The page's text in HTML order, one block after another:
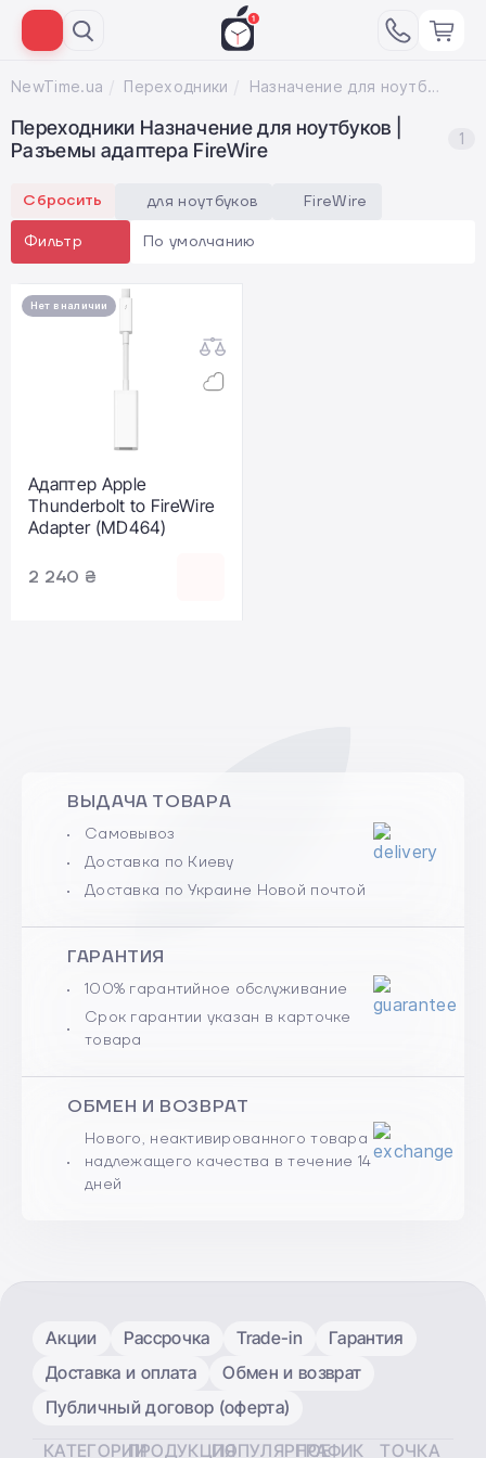
NewTime.ua Переходники Назначение для ноутбуков; Разъемы адаптера FireWire
Переходники Назначение для ноутбуков |
Разъемы адаптера FireWire
1
Сбросить для ноутбуков FireWire
Фильтр По умолчанию
Нет в наличии
Адаптер Apple
Thunderbolt to FireWire
Adapter (MD464)
2 240 ₴
ВЫДАЧА ТОВАРА
Самовывоз
Доставка по Киеву
Доставка по Украине Новой почтой
ГАРАНТИЯ
100% гарантийное обслуживание
Срок гарантии указан в карточке
товара
ОБМЕН И ВОЗВРАТ
Нового, неактивированного товара
надлежащего качества в течение 14
дней
Акции Рассрочка Trade-in
Гарантия
Доставка и оплата
Обмен и возврат
Публичный договор (оферта)
КАТЕГОРИИПРОДУКЦИЯПОПУЛЯРНОЕГРАФИК
ТОЧКА